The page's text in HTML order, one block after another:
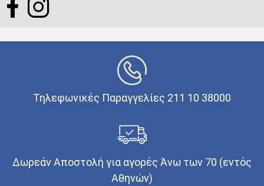
Τηλεφωνικές Παραγγελίες 211 10 38000
Δωρεάν Αποστολή για αγορές Άνω των 70 (εντός
Αθηνών)